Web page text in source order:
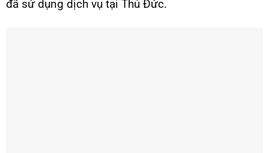
đã sử dụng dịch vụ tại Thủ Đức.